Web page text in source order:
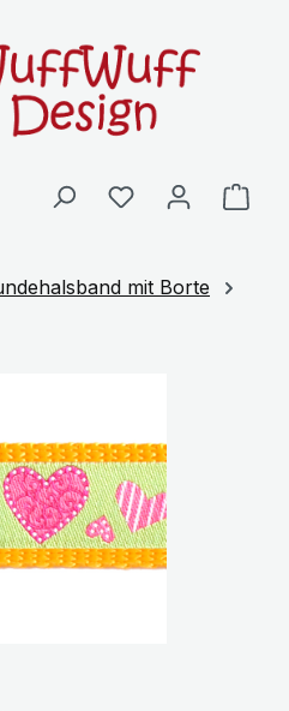
mit Borte